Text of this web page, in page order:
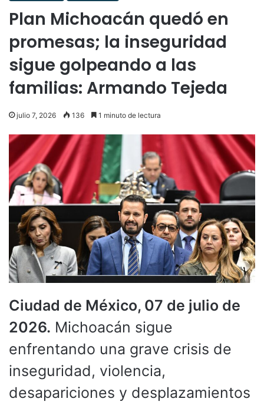
Plan Michoacán quedó en
promesas; la inseguridad
sigue golpeando a las
familias: Armando Tejeda
julio 7, 2026 136 1 minuto de lectura
Ciudad de México, 07 de julio de
2026. Michoacán sigue
enfrentando una grave crisis de
inseguridad, violencia,
desapariciones y desplazamientos